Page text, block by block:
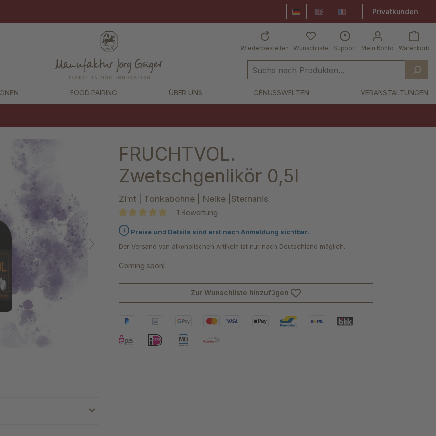
Deutsch Frankreich Shop
Privatkunden
Wiederbestellen Mein Konto
Wunschliste Support Warenkorb
FOOD PAIRING ÜBER UNS GENUSSWELTEN VERANSTALTUNGEN
FRUCHTVOL.
Zwetschgenlikör 0,5l
Zimt | Tonkabohne | Nelke |Sternanis
Durchschnittliche Bewertung von 5 von 5 Sternen
1 Bewertung
Preise und Details sind erst nach Anmeldung sichtbar.
Der Versand von alkoholischen Artikeln ist nur nach Deutschland möglich.
Coming soon!
Zur Wunschliste hinzufügen